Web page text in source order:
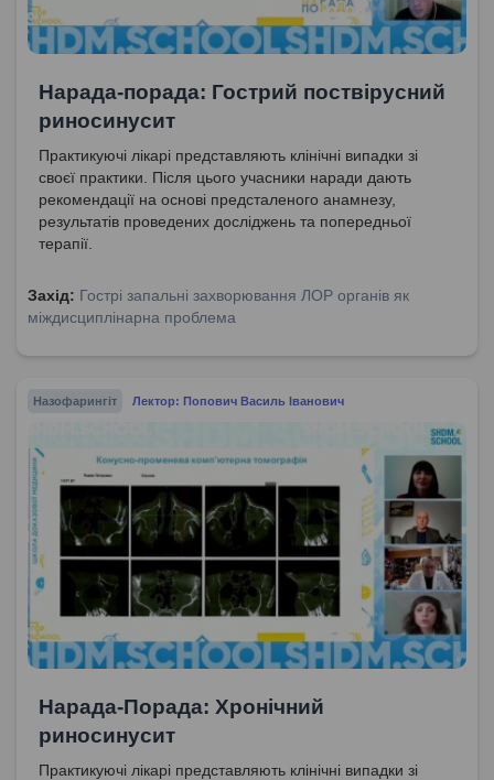
Нарада-порада: Гострий поствірусний
риносинусит
Практикуючі лікарі представляють клінічні випадки зі
своєї практики. Після цього учасники наради дають
рекомендації на основі предсталеного анамнезу,
результатів проведених досліджень та попередньої
терапії.
Захід: Гострі запальні захворювання ЛОР органів як
міждисциплінарна проблема
Назофарингіт Лектор: Попович Василь Іванович
Нарада-Порада: Хронічний
риносинусит
Практикуючі лікарі представляють клінічні випадки зі